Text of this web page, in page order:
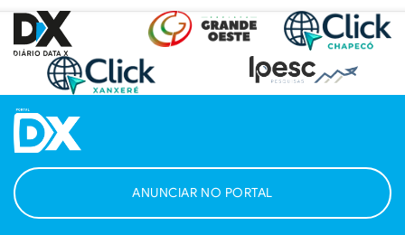
ANUNCIAR NO PORTAL